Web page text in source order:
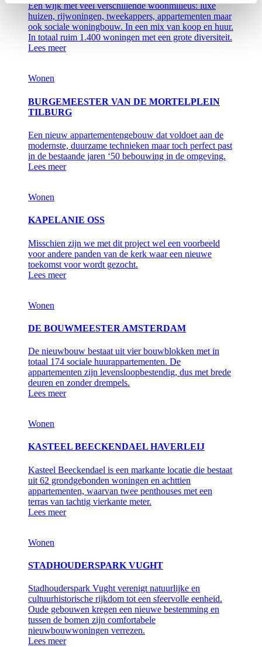
Een wijk met veel verschillende woonmilieus: luxe
huizen, rijwoningen, tweekappers, appartementen maar
ook sociale woningbouw. In een mix van koop en huur.
In totaal ruim 1.400 woningen met een grote diversiteit.
Lees meer
Wonen
BURGEMEESTER VAN DE MORTELPLEIN
TILBURG
Een nieuw appartementengebouw dat voldoet aan de
modernste, duurzame technieken maar toch perfect past
in de bestaande jaren ‘50 bebouwing in de omgeving.
Lees meer
Wonen
KAPELANIE OSS
Misschien zijn we met dit project wel een voorbeeld
voor andere panden van de kerk waar een nieuwe
toekomst voor wordt gezocht.
Lees meer
Wonen
DE BOUWMEESTER AMSTERDAM
De nieuwbouw bestaat uit vier bouwblokken met in
totaal 174 sociale huurappartementen. De
appartementen zijn levensloopbestendig, dus met brede
deuren en zonder drempels.
Lees meer
Wonen
KASTEEL BEECKENDAEL HAVERLEIJ
Kasteel Beeckendael is een markante locatie die bestaat
uit 62 grondgebonden woningen en achttien
appartementen, waarvan twee penthouses met een
terras van tachtig vierkante meter.
Lees meer
Wonen
STADHOUDERSPARK VUGHT
Stadhouderspark Vught verenigt natuurlijke en
cultuurhistorische rijkdom tot een sfeervolle eenheid.
Oude gebouwen kregen een nieuwe bestemming en
tussen de bomen zijn comfortabele
nieuwbouwwoningen verrezen.
Lees meer